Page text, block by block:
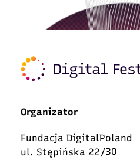
Organizator
Fundacja DigitalPoland
ul. Stępińska 22/30